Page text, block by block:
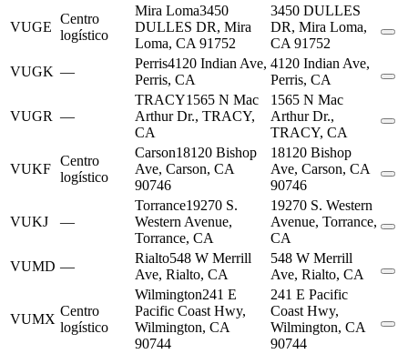
VUGE
Centro
logístico
Mira Loma3450
DULLES DR, Mira
Loma, CA 91752
3450 DULLES
DR, Mira Loma,
CA 91752
VUGK —
Perris4120 Indian Ave,
Perris, CA
4120 Indian Ave,
Perris, CA
VUGR —
TRACY1565 N Mac
Arthur Dr., TRACY,
CA
1565 N Mac
Arthur Dr.,
TRACY, CA
VUKF
Centro
logístico
Carson18120 Bishop
Ave, Carson, CA
90746
18120 Bishop
Ave, Carson, CA
90746
VUKJ —
Torrance19270 S.
Western Avenue,
Torrance, CA
19270 S. Western
Avenue, Torrance,
CA
VUMD —
Rialto548 W Merrill
Ave, Rialto, CA
548 W Merrill
Ave, Rialto, CA
VUMX
Centro
logístico
Wilmington241 E
Pacific Coast Hwy,
Wilmington, CA
90744
241 E Pacific
Coast Hwy,
Wilmington, CA
90744